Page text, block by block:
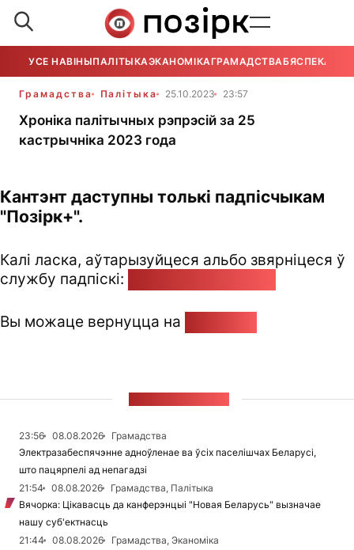
УСЕ НАВІНЫПАЛІТЫКАЭКАНОМІКАГРАМАДСТВАБЯСПЕКА
Грамадства Палітыка 25.10.2023 23:57
Хроніка палітычных рэпрэсій за 25
кастрычніка 2023 года
Кантэнт даступны толькі падпісчыкам
"Позірк+".
Калі ласка, аўтарызуйцеся альбо звярніцеся ў
службу падпіскі:
Вы можаце вернуцца на
23:56 08.08.2026
Грамадства
Электразабеспячэнне адноўленае ва ўсіх паселішчах Беларусі,
што пацярпелі ад непагадзі
21:54
08.08.2026
Грамадства, Палітыка
Вячорка: Цікавасць да канферэнцыі "Новая Беларусь" вызначае
нашу суб'ектнасць
21:44
08.08.2026
Грамадства, Эканоміка